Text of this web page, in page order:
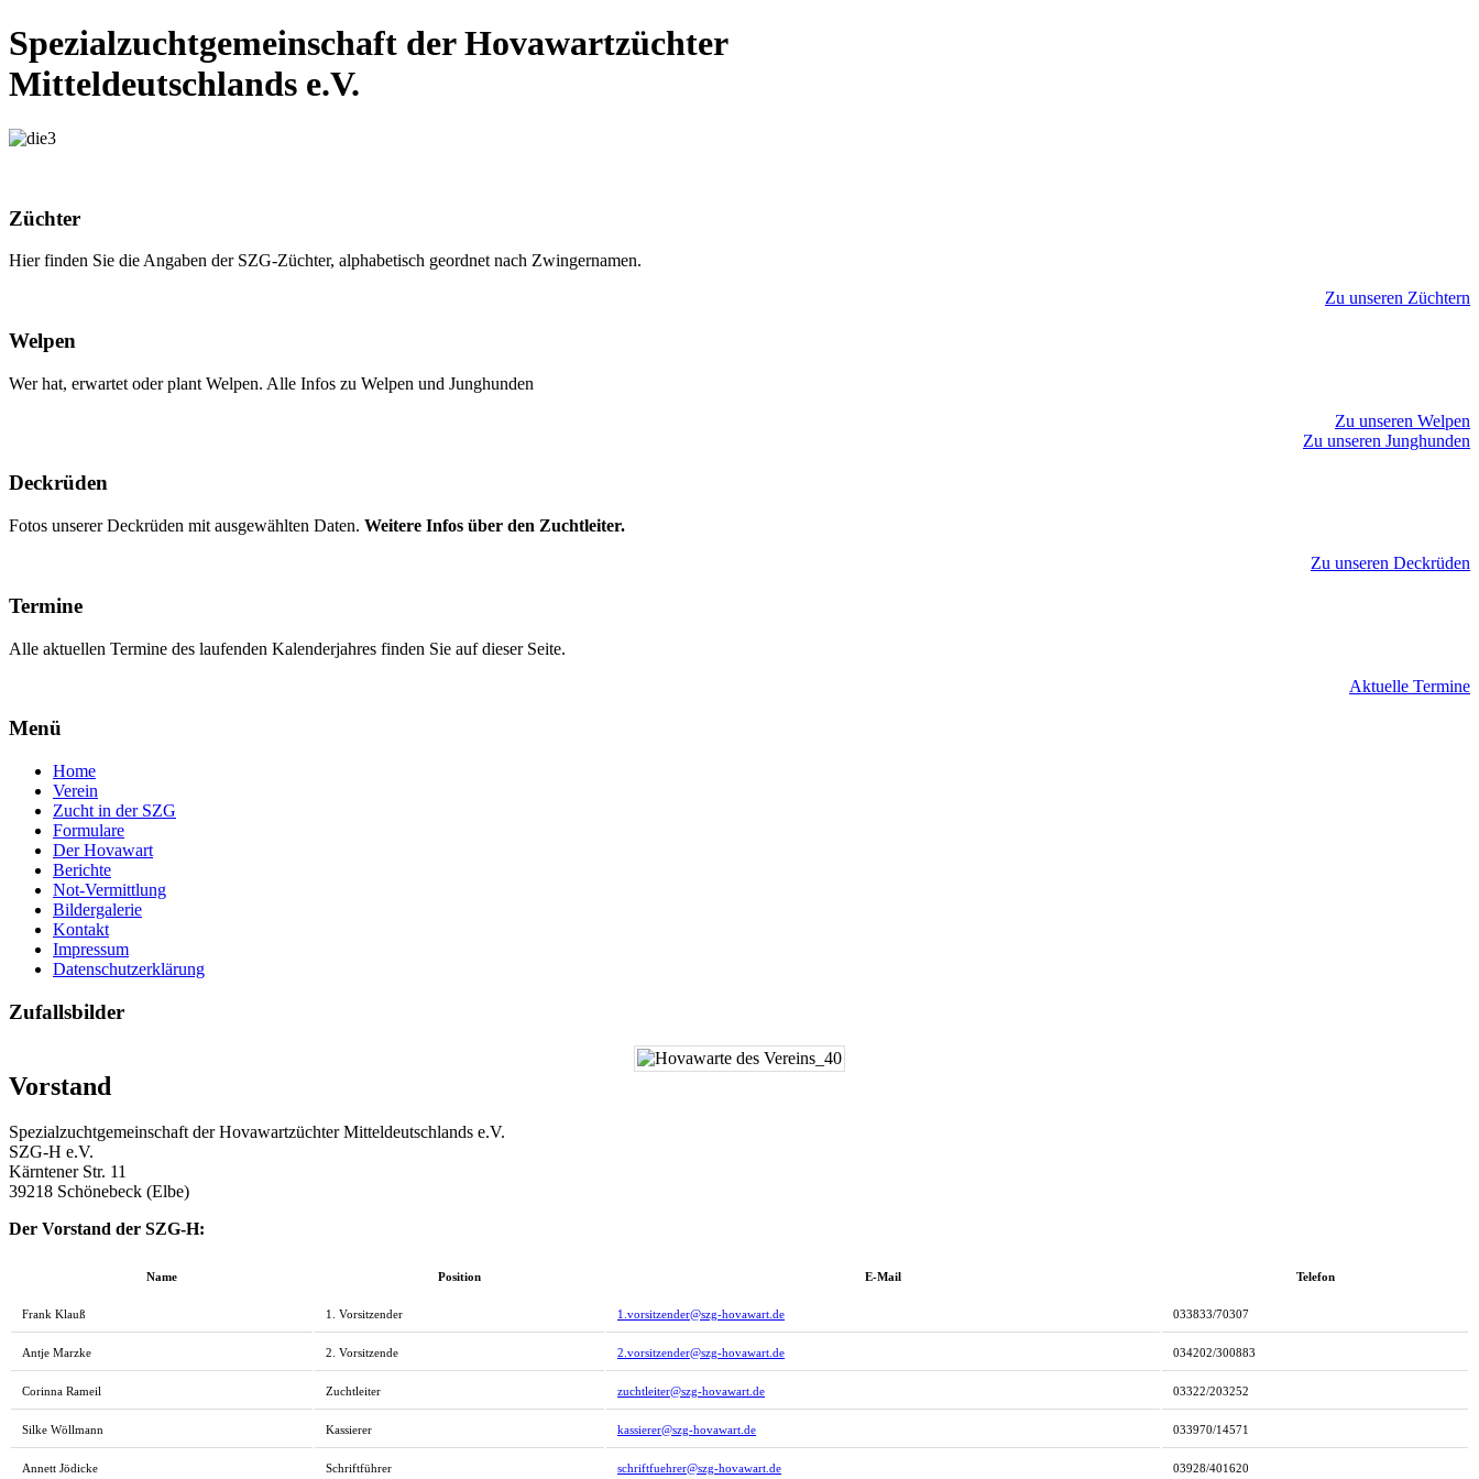
Spezialzuchtgemeinschaft der Hovawartzüchter
Mitteldeutschlands e.V.
Züchter
Hier finden Sie die Angaben der SZG-Züchter, alphabetisch geordnet nach Zwingernamen.
Zu unseren Züchtern
Welpen
Wer hat, erwartet oder plant Welpen. Alle Infos zu Welpen und Junghunden
Zu unseren Welpen
Zu unseren Junghunden
Deckrüden
Fotos unserer Deckrüden mit ausgewählten Daten. Weitere Infos über den Zuchtleiter.
Zu unseren Deckrüden
Termine
Alle aktuellen Termine des laufenden Kalenderjahres finden Sie auf dieser Seite.
Aktuelle Termine
Menü
Home
Verein
Zucht in der SZG
Formulare
Der Hovawart
Berichte
Not-Vermittlung
Bildergalerie
Kontakt
Impressum
Datenschutzerklärung
Zufallsbilder
Vorstand
Spezialzuchtgemeinschaft der Hovawartzüchter Mitteldeutschlands e.V.
SZG-H e.V.
Kärntener Str. 11
39218 Schönebeck (Elbe)
Der Vorstand der SZG-H:
Name Position E-Mail Telefon
Frank Klauß 1. Vorsitzender 1.vorsitzender@szg-hovawart.de 033833/70307
Antje Marzke 2. Vorsitzende 2.vorsitzender@szg-hovawart.de 034202/300883
Corinna Rameil Zuchtleiter zuchtleiter@szg-hovawart.de 03322/203252
Silke Wöllmann Kassierer kassierer@szg-hovawart.de 033970/14571
Annett Jödicke Schriftführer schriftfuehrer@szg-hovawart.de 03928/401620